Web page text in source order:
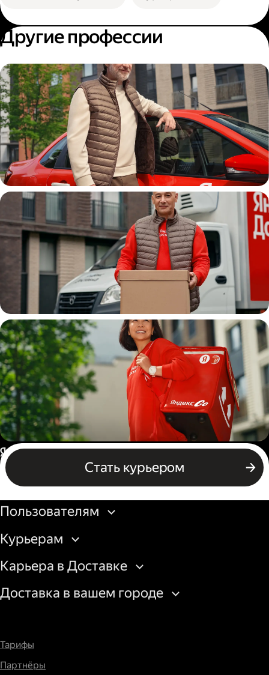
Другие профессии
Автокурьер
Водитель
грузовой машины
Пеший курьер
Стать курьером
Россия
Бизнесу
Пользователям
Курьерам
Карьера в Доставке
Доставка в вашем городе
Тарифы
Партнёры